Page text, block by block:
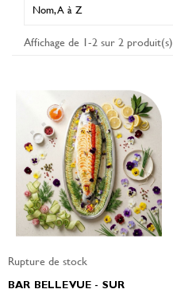
Nom, A à Z
Affichage de 1-2 sur 2 produit(s)
Rupture de stock
BAR BELLEVUE - SUR